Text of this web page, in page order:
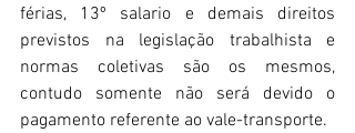
férias, 13º salario e demais direitos
previstos na legislação trabalhista e
normas coletivas são os mesmos,
contudo somente não será devido o
pagamento referente ao vale-transporte.